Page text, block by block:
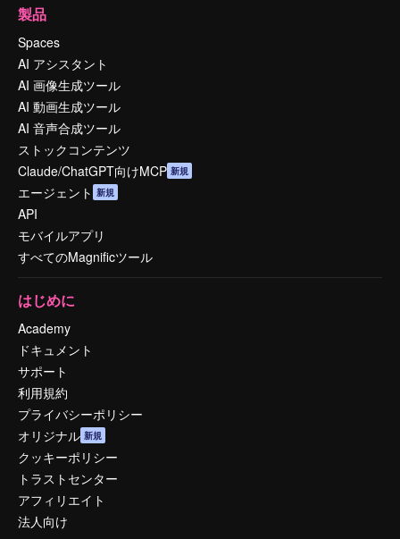
製品
Spaces
AI アシスタント
AI 画像生成ツール
AI 動画生成ツール
AI 音声合成ツール
ストックコンテンツ
Claude/ChatGPT向けMCP 新規
エージェント 新規
API
モバイルアプリ
すべてのMagnificツール
はじめに
Academy
ドキュメント
サポート
利用規約
プライバシーポリシー
オリジナル 新規
クッキーポリシー
トラストセンター
アフィリエイト
法人向け